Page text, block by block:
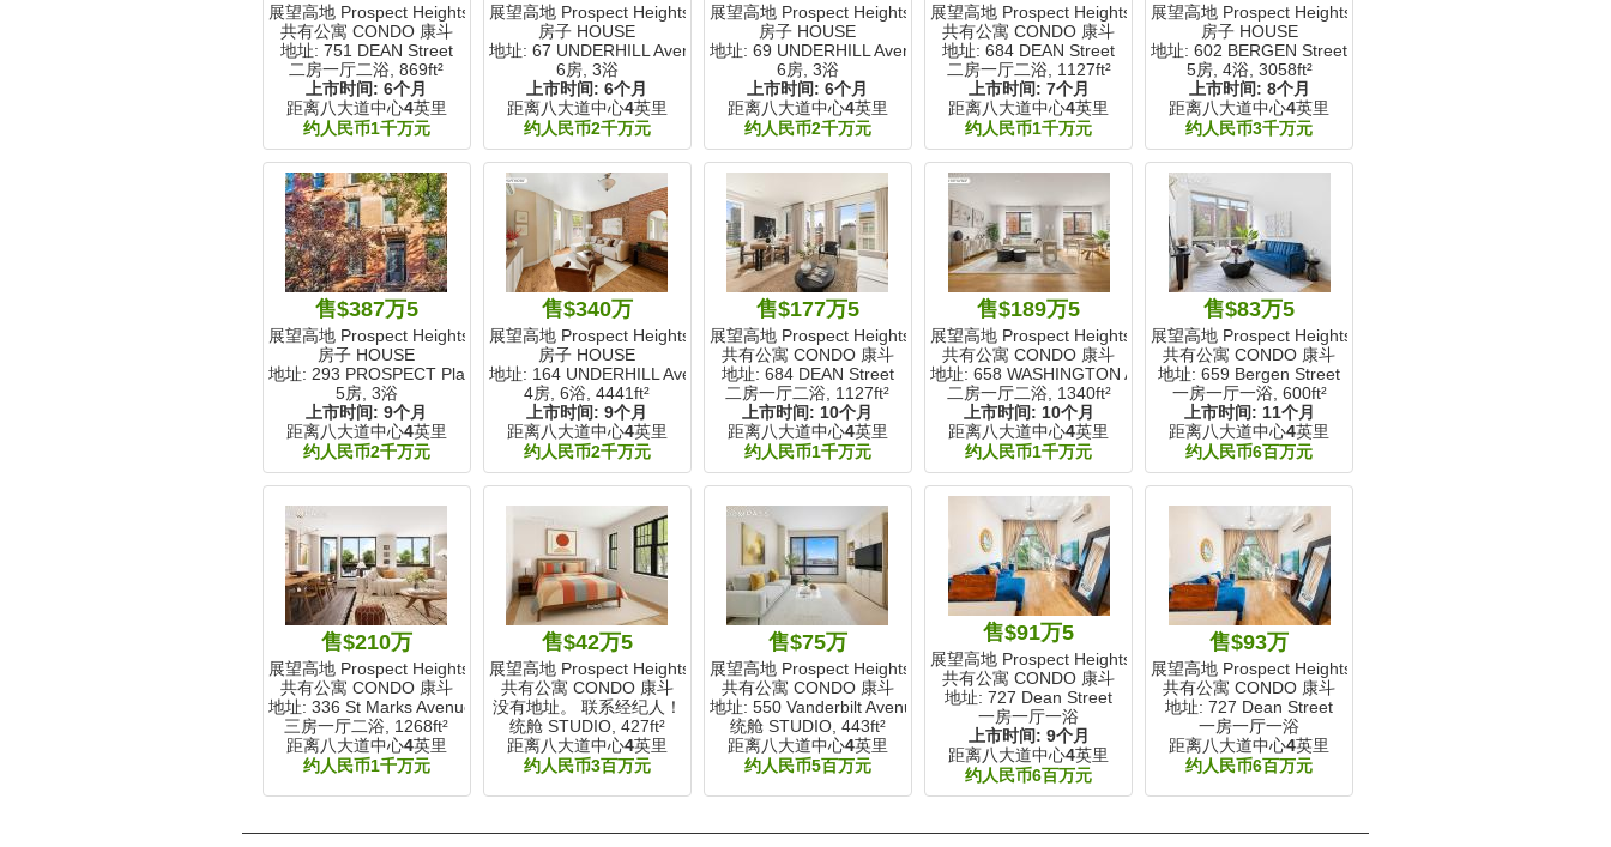
展望高地 Prospect Heights, NY
共有公寓 CONDO 康斗
地址: 751 DEAN Street
二房一厅二浴,869ft²
上市时间:6个月
距离八大道中心4英里
约人民币1千万元
展望高地 Prospect Heights, NY
房子 HOUSE
地址: 67 UNDERHILL Avenue
6房, 3浴
上市时间:6个月
距离八大道中心4英里
约人民币2千万元
展望高地 Prospect Heights, NY
房子 HOUSE
地址: 69 UNDERHILL Avenue
6房, 3浴
上市时间:6个月
距离八大道中心4英里
约人民币2千万元
展望高地 Prospect Heights, NY
共有公寓 CONDO 康斗
地址: 684 DEAN Street
二房一厅二浴, 1127ft²
上市时间: 7个月
距离八大道中心4英里
约人民币1千万元
展望高地 Prospect Heights, NY
房子 HOUSE
地址: 602 BERGEN Street
5房, 4浴, 3058ft²
上市时间: 8个月
距离八大道中心4英里
约人民币3千万元
售$387万5
展望高地 Prospect Heights, NY
房子 HOUSE
地址: 293 PROSPECT Place
5房, 3浴
上市时间:9个月
距离八大道中心4英里
约人民币2千万元
售$340万
展望高地 Prospect Heights, NY
房子 HOUSE
地址: 164 UNDERHILL Avenue
4房, 6浴,4441ft²
上市时间:9个月
距离八大道中心4英里
约人民币2千万元
售$177万5
展望高地 Prospect Heights, NY
共有公寓 CONDO 康斗
地址: 684 DEAN Street
二房一厅二浴, 1127ft²
上市时间: 10个月
距离八大道中心4英里
约人民币1千万元
售$189万5
展望高地 Prospect Heights, NY
共有公寓 CONDO 康斗
地址: 658 WASHINGTON Avenue
二房一厅二浴, 1340ft²
上市时间: 10个月
距离八大道中心4英里
约人民币1千万元
售$83万5
展望高地 Prospect Heights, NY
共有公寓 CONDO 康斗
地址: 659 Bergen Street
一房一厅一浴, 600ft²
上市时间: 11个月
距离八大道中心4英里
约人民币6百万元
售$210万
展望高地 Prospect Heights, NY
共有公寓 CONDO 康斗
地址: 336 St Marks Avenue
三房一厅二浴, 1268ft²
距离八大道中心4英里
约人民币1千万元
售$42万5
展望高地 Prospect Heights, NY
共有公寓 CONDO 康斗
没有地址。 联系经纪人！
统舱 STUDIO, 427ft²
距离八大道中心4英里
约人民币3百万元
售$75万
展望高地 Prospect Heights, NY
共有公寓 CONDO 康斗
地址: 550 Vanderbilt Avenue
统舱 STUDIO, 443ft²
距离八大道中心4英里
约人民币5百万元
售$91万5
展望高地 Prospect Heights, NY
共有公寓 CONDO 康斗
地址: 727 Dean Street
一房一厅一浴
上市时间: 9个月
距离八大道中心4英里
约人民币6百万元
售$93万
展望高地 Prospect Heights, NY
共有公寓 CONDO 康斗
地址: 727 Dean Street
一房一厅一浴
距离八大道中心4英里
约人民币6百万元